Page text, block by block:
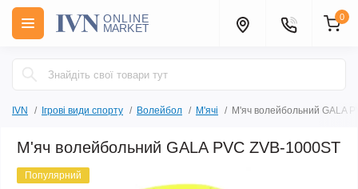
0
IVN Ігрові види спорту Волейбол М'ячі М'яч волейбольний GALA
М'яч волейбольний GALA PVC ZVB-1000ST
Популярний